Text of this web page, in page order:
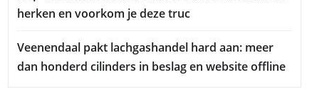
herken en voorkom je deze truc
Veenendaal pakt lachgashandel hard aan: meer
dan honderd cilinders in beslag en website offline